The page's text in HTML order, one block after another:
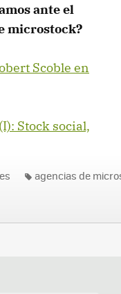
ante el
microstock?
Scoble en
Stock social,
agencias de